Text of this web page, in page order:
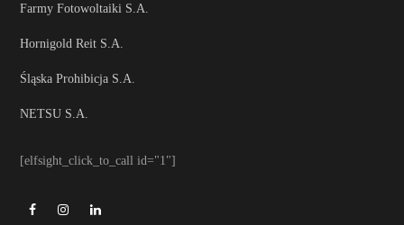
Farmy Fotowoltaiki S.A.
Hornigold Reit S.A.
Śląska Prohibicja S.A.
NETSU S.A.
[elfsight_click_to_call id="1"]